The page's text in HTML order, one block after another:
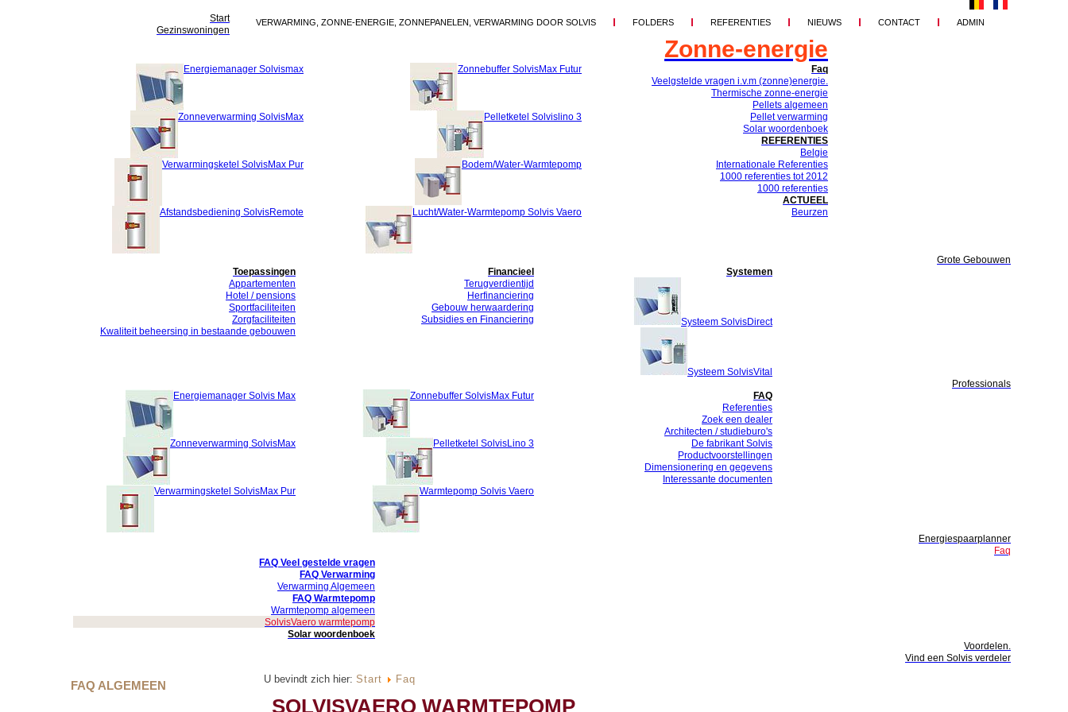
VERWARMING, ZONNE-ENERGIE, ZONNEPANELEN, VERWARMING DOOR SOLVIS FOLDERS REFERENTIES NIEUWS CONTACT ADMIN
Start
Gezinswoningen
Zonne-energie
Energiemanager Solvismax
Zonneverwarming SolvisMax
Verwarmingsketel SolvisMax Pur
Afstandsbediening SolvisRemote
Zonnebuffer SolvisMax Futur
Pelletketel Solvislino 3
Bodem/Water-Warmtepomp
Lucht/Water-Warmtepomp Solvis Vaero
Faq
Veelgstelde vragen i.v.m (zonne)energie.
Thermische zonne-energie
Pellets algemeen
Pellet verwarming
Solar woordenboek
REFERENTIES
Belgie
Internationale Referenties
1000 referenties tot 2012
1000 referenties
ACTUEEL
Beurzen
Grote Gebouwen
Toepassingen
Appartementen
Hotel / pensions
Sportfaciliteiten
Zorgfaciliteiten
Kwaliteit beheersing in bestaande gebouwen
Financieel
Terugverdientijd
Herfinanciering
Gebouw herwaardering
Subsidies en Financiering
Systemen
Systeem SolvisDirect
Systeem SolvisVital
Professionals
Energiemanager Solvis Max
Zonneverwarming SolvisMax
Verwarmingsketel SolvisMax Pur
Zonnebuffer SolvisMax Futur
Pelletketel SolvisLino 3
Warmtepomp Solvis Vaero
FAQ
Referenties
Zoek een dealer
Architecten / studieburo's
De fabrikant Solvis
Productvoorstellingen
Dimensionering en gegevens
Interessante documenten
Energiespaarplanner
Faq
FAQ Veel gestelde vragen
FAQ Verwarming
Verwarming Algemeen
FAQ Warmtepomp
Warmtepomp algemeen
SolvisVaero warmtepomp
Solar woordenboek
Voordelen.
Vind een Solvis verdeler
FAQ ALGEMEEN U bevindt zich hier: Start Faq
SOLVISVAERO WARMTEPOMP